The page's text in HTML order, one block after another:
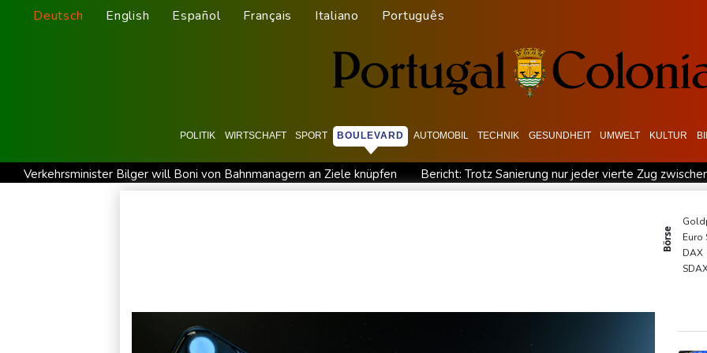
Deutsch English Español Français Italiano Português
POLITIK WIRTSCHAFT SPORT BOULEVARD AUTOMOBIL TECHNIK GESUNDHEIT UMWELT KULTUR
Verkehrsminister Bilger will Boni von Bahnmanagern an Ziele knüpfen
Bericht: Trotz Sanierung nur jeder vierte Zug
Waldbrand in Kanada: Notstand in British Columbia
Iran bekräftigt harte Haltung in Streit um Straße
Börse
Euro
DAX